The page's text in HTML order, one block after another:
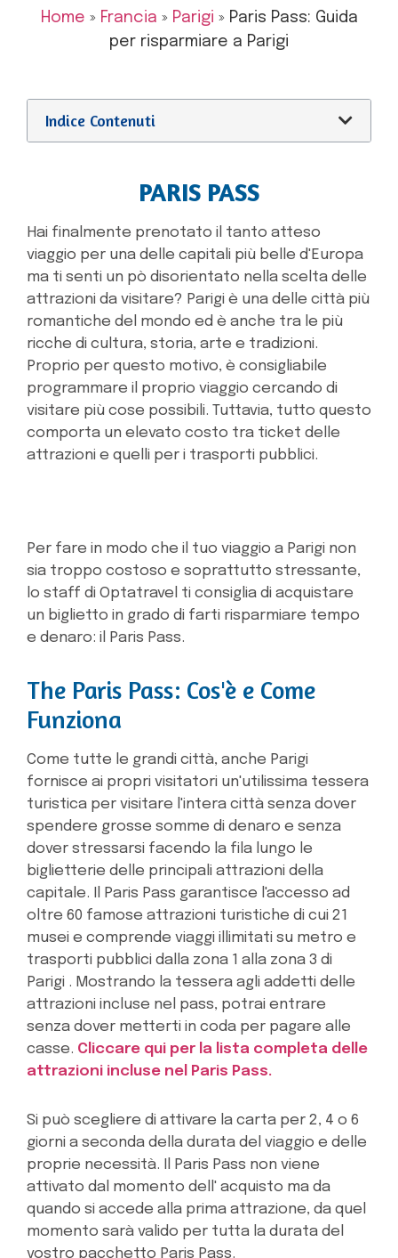
Home » Francia » Parigi » Paris Pass: Guida
per risparmiare a Parigi
Indice Contenuti
PARIS PASS
Hai finalmente prenotato il tanto atteso
viaggio per una delle capitali più belle d'Europa
ma ti senti un pò disorientato nella scelta delle
attrazioni da visitare? Parigi è una delle città più
romantiche del mondo ed è anche tra le più
ricche di cultura, storia, arte e tradizioni.
Proprio per questo motivo, è consigliabile
programmare il proprio viaggio cercando di
visitare più cose possibili. Tuttavia, tutto questo
comporta un elevato costo tra ticket delle
attrazioni e quelli per i trasporti pubblici.
Per fare in modo che il tuo viaggio a Parigi non
sia troppo costoso e soprattutto stressante,
lo staff di Optatravel ti consiglia di acquistare
un biglietto in grado di farti risparmiare tempo
e denaro: il Paris Pass.
The Paris Pass: Cos'è e Come
Funziona
Come tutte le grandi città, anche Parigi
fornisce ai propri visitatori un'utilissima tessera
turistica per visitare l'intera città senza dover
spendere grosse somme di denaro e senza
dover stressarsi facendo la fila lungo le
biglietterie delle principali attrazioni della
capitale. Il Paris Pass garantisce l'accesso ad
oltre 60 famose attrazioni turistiche di cui 21
musei e comprende viaggi illimitati su metro e
trasporti pubblici dalla zona 1 alla zona 3 di
Parigi . Mostrando la tessera agli addetti delle
attrazioni incluse nel pass, potrai entrare
senza dover metterti in coda per pagare alle
casse. Cliccare qui per la lista completa delle
attrazioni incluse nel Paris Pass.
Si può scegliere di attivare la carta per 2, 4 o 6
giorni a seconda della durata del viaggio e delle
proprie necessità. Il Paris Pass non viene
attivato dal momento dell' acquisto ma da
quando si accede alla prima attrazione, da quel
momento sarà valido per tutta la durata del
vostro pacchetto Paris Pass.